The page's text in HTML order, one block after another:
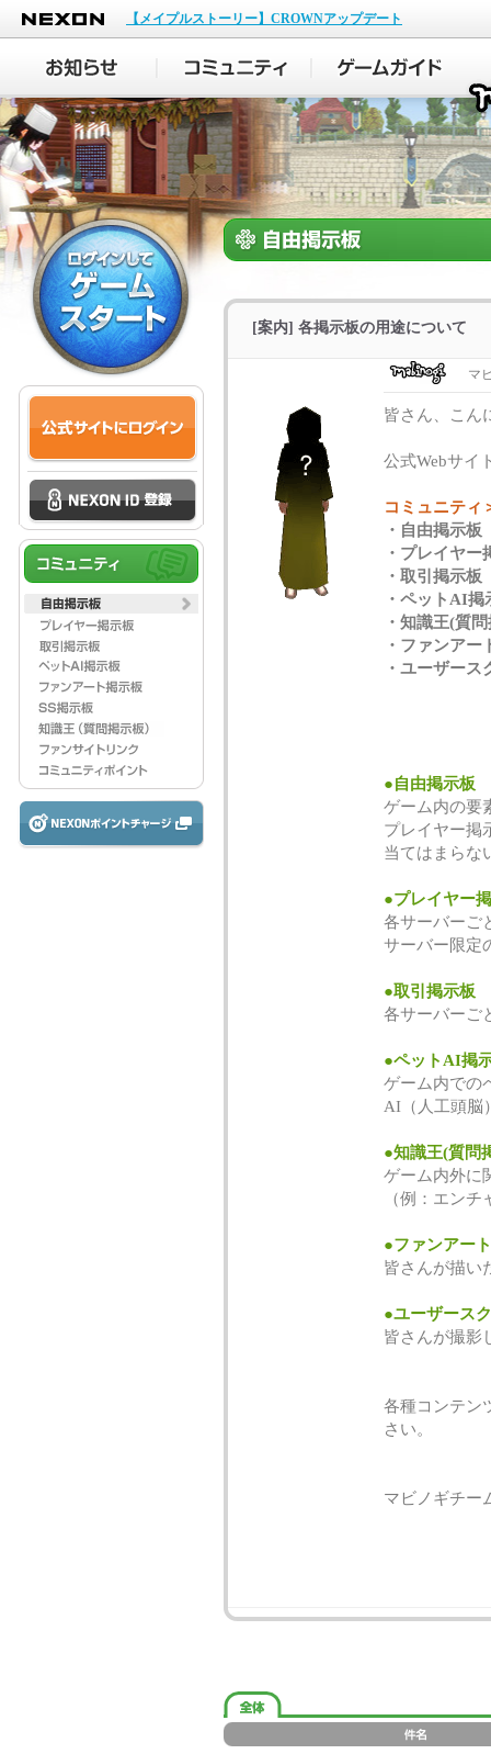
NEXON
【メイプルストーリー】CROWNアップデート
[案内] 各掲示板の用途について
マ
皆さん、こん
公式Webサイ
コミュニティ
・自由掲示板
・プレイヤー
・取引掲示板
・ペットAI掲
・知識王(質
・ファンアー
・ユーザース
●自由掲示板
ゲーム内の要
プレイヤー掲
当てはまらな
●プレイヤー
各サーバーご
サーバー限定
●取引掲示板
各サーバーご
●ペットAI掲
ゲーム内での
AI（人工頭脳
●知識王(質問
ゲーム内外に
（例：エン
●ファンアート
皆さんが描い
●ユーザース
皆さんが撮影
各種コンテン
さい。
マビノギチー